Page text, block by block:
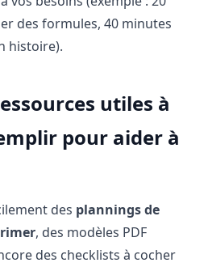
des formules, 40 minutes
histoire).
utiles à
pour aider à
des plannings de
, des modèles PDF
des checklists à cocher